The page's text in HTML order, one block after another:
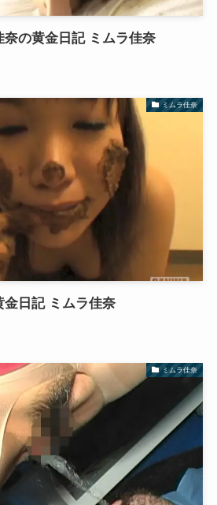
の黄金日記 ミムラ佳奈
ミムラ佳奈
金日記 ミムラ佳奈
ミムラ佳奈